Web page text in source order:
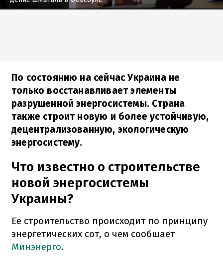
По состоянию на сейчас Украина не
только восстанавливает элементы
разрушенной энергосистемы. Страна
также строит новую и более устойчивую,
децентрализованную, экологическую
энергосистему.
Что известно о строительстве
новой энергосистемы
Украины?
Ее строительство происходит по принципу
энергетических сот, о чем сообщает
Минэнерго.